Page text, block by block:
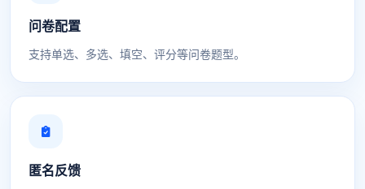
问卷配置
支持单选、多选、填空、评分等问卷题型。
匿名反馈